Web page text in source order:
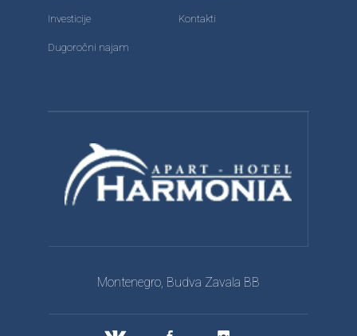
Investicije
Dugoročni najam
Kontakti
Montenegro, Budva Zavala BB